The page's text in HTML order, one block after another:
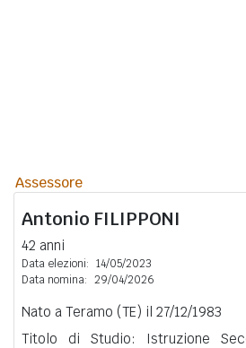
Assessore
Antonio FILIPPONI
42 anni
Data elezioni: 14/05/2023
Data nomina: 29/04/2026
Nato a Teramo (TE) il 27/12/1983
Titolo di Studio: Istruzione